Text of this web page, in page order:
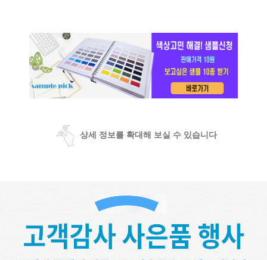
상세 정보를 확대해 보실 수 있습니다